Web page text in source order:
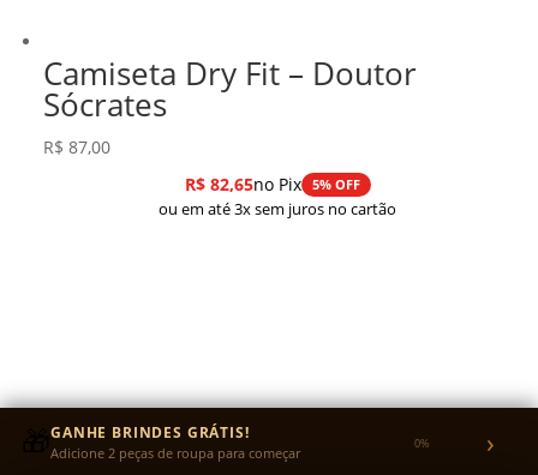
Camiseta Dry Fit – Doutor
Sócrates
R$ 87,00
R$82,65no Pix 5% OFF
ou em até 3x sem juros no cartão
🎁GANHE BRINDES GRÁTIS!
Adicione 2 peças de roupa para começar 0% ›